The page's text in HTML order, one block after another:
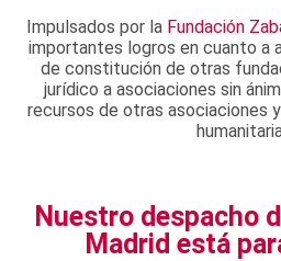
Impulsados por la Fundación
importantes logros en cuanto a
de constitución de otras
jurídico a asociaciones sin
recursos de otras asociaciones
Nuestro despacho
Madrid está